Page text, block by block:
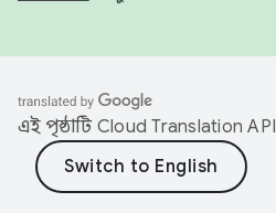
এই পৃষ্ঠাটি Cloud Translation API